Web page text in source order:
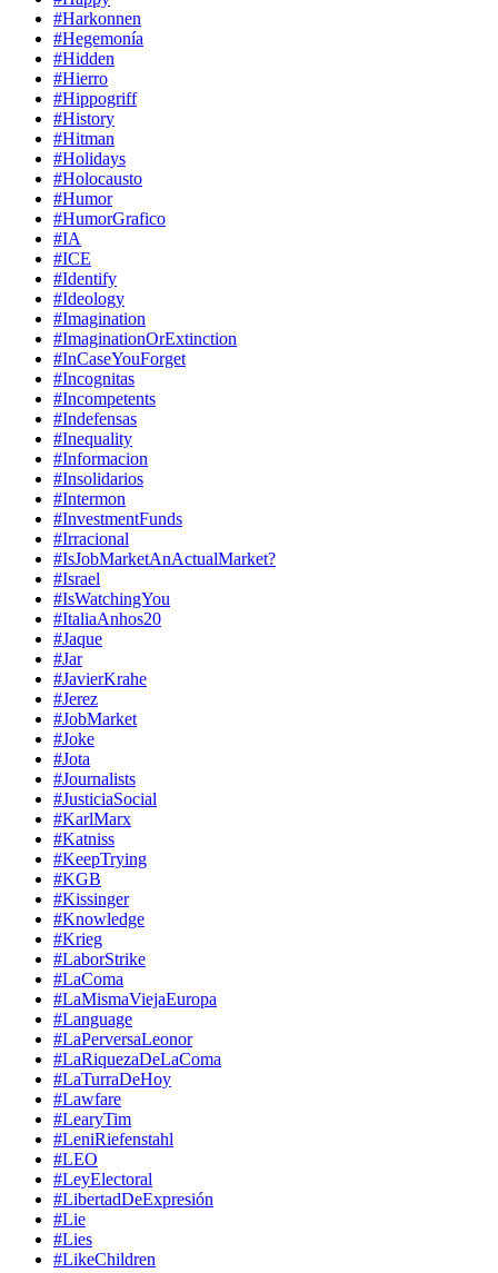
#Harkonnen
#Hegemonía
#Hidden
#Hierro
#Hippogriff
#History
#Hitman
#Holidays
#Holocausto
#Humor
#HumorGrafico
#IA
#ICE
#Identify
#Ideology
#Imagination
#ImaginationOrExtinction
#InCaseYouForget
#Incognitas
#Incompetents
#Indefensas
#Inequality
#Informacion
#Insolidarios
#Intermon
#InvestmentFunds
#Irracional
#IsJobMarketAnActualMarket?
#Israel
#IsWatchingYou
#ItaliaAnhos20
#Jaque
#Jar
#JavierKrahe
#Jerez
#JobMarket
#Joke
#Jota
#Journalists
#JusticiaSocial
#KarlMarx
#Katniss
#KeepTrying
#KGB
#Kissinger
#Knowledge
#Krieg
#LaborStrike
#LaComa
#LaMismaViejaEuropa
#Language
#LaPerversaLeonor
#LaRiquezaDeLaComa
#LaTurraDeHoy
#Lawfare
#LearyTim
#LeniRiefenstahl
#LEO
#LeyElectoral
#LibertadDeExpresión
#Lie
#Lies
#LikeChildren